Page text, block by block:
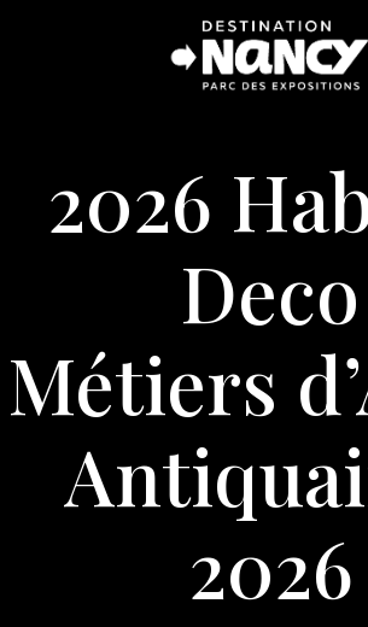
2026
Deco
Métiers
2026